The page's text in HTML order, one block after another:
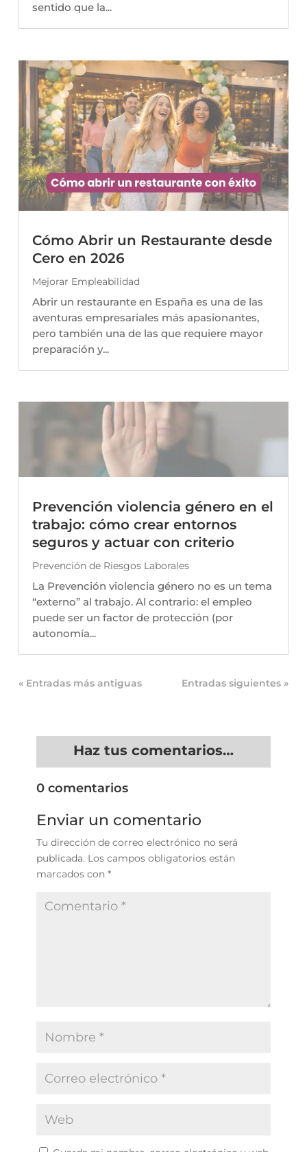
sentido que la...
Cómo Abrir un Restaurante desde
Cero en 2026
Mejorar Empleabilidad
Abrir un restaurante en España es una de las
aventuras empresariales más apasionantes,
pero también una de las que requiere mayor
preparación y...
Prevención violencia género en el
trabajo: cómo crear entornos
seguros y actuar con criterio
Prevención de Riesgos Laborales
La Prevención violencia género no es un tema
“externo” al trabajo. Al contrario: el empleo
puede ser un factor de protección (por
autonomía...
« Entradas más antiguas Entradas siguientes »
Haz tus comentarios…
0 comentarios
Enviar un comentario
Tu dirección de correo electrónico no será
publicada. Los campos obligatorios están
marcados con *